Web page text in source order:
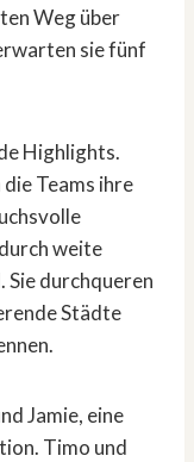
Weg über
sie fünf
Highlights.
Teams ihre
weite
Sie durchqueren
Städte
Jamie, eine
Timo und